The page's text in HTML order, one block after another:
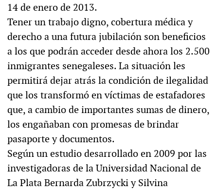
14 de enero de 2013.
Tener un trabajo digno, cobertura médica y
derecho a una futura jubilación son beneficios
a los que podrán acceder desde ahora los 2.500
inmigrantes senegaleses. La situación les
permitirá dejar atrás la condición de ilegalidad
que los transformó en víctimas de estafadores
que, a cambio de importantes sumas de dinero,
los engañaban con promesas de brindar
pasaporte y documentos.
Según un estudio desarrollado en 2009 por las
investigadoras de la Universidad Nacional de
La Plata Bernarda Zubrzycki y Silvina